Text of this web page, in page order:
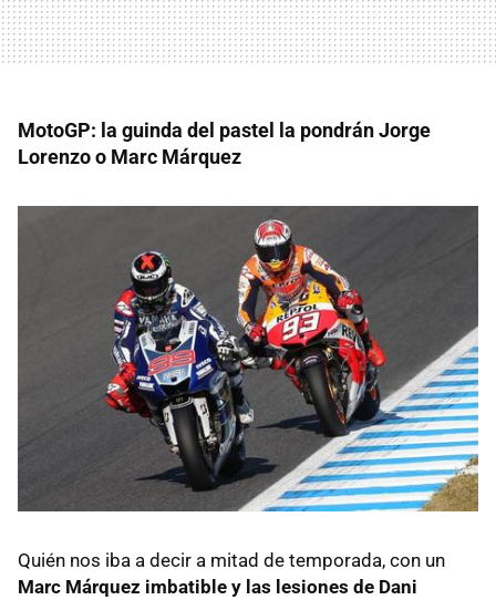
MotoGP: la guinda del pastel la pondrán Jorge
Lorenzo o Marc Márquez
Quién nos iba a decir a mitad de temporada, con un
Marc Márquez imbatible y las lesiones de Dani